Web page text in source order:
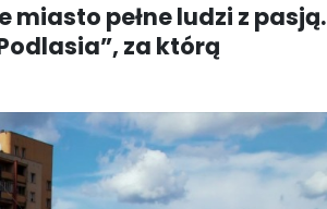
pełne ludzi z pasją.
za którą